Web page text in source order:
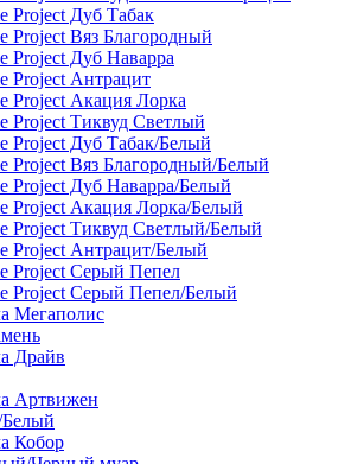
Project Дуб Табак
Project Вяз Благородный
Project Дуб Наварра
Project Антрацит
Project Акация Лорка
Project Тиквуд Светлый
Project Дуб Табак/Белый
Project Вяз Благородный/Белый
Project Дуб Наварра/Белый
Project Акация Лорка/Белый
Project Тиквуд Светлый/Белый
Project Антрацит/Белый
Project Серый Пепел
Project Серый Пепел/Белый
Мегаполис
Драйв
Артвижен
Кобор